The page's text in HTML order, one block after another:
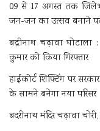
09 से 17 अगस्त तक
जन-जन का उत्सव बनाने
बद्रीनाथ चढ़ावा
कुमार को किया गिरफ्तार
हाईकोर्ट शिफ्टिंग पर
के सामने बनेगा नया परिसर
बदरीनाथ मंदिर चढ़ावा